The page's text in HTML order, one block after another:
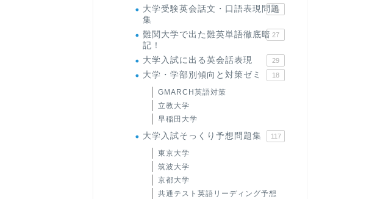
大学受験英会話文・口語表現問題
集
35
難関大学で出た難英単語徹底暗
記！
27
大学入試に出る英会話表現 29
大学・学部別傾向と対策ゼミ 18
GMARCH英語対策
立教大学
早稲田大学
大学入試そっくり予想問題集 117
東京大学
筑波大学
京都大学
共通テスト英語リーディング予想